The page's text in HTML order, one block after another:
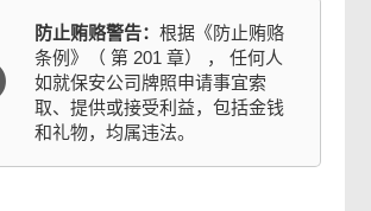
防止贿赂警告： 根据《防止贿赂
条例》（ 第 201 章） ， 任何人
如就保安公司牌照申请事宜索
取、提供或接受利益，包括金钱
和礼物，均属违法。